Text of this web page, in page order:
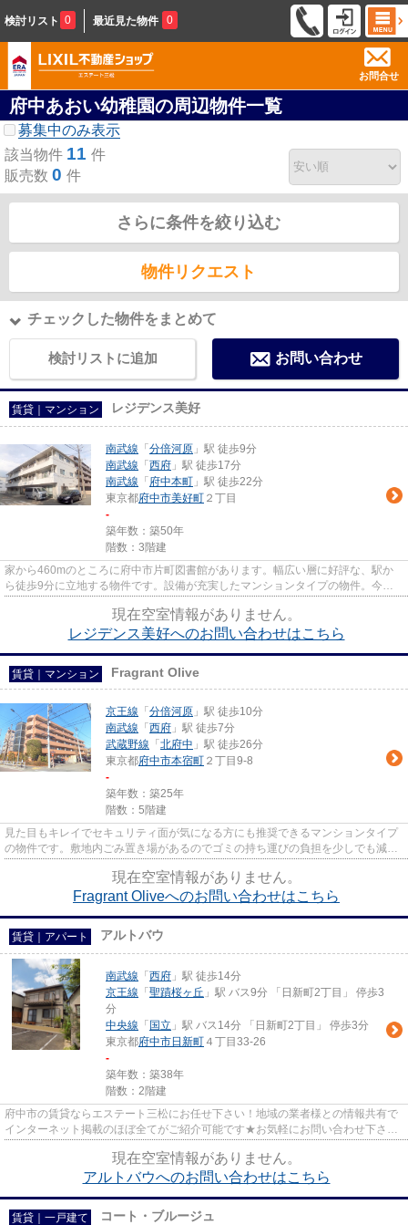
検討リスト 0 最近見た物件 0
お問合せ
府中あおい幼稚園の周辺物件一覧
募集中のみ表示
該当物件 11 件
販売数 0 件
さらに条件を絞り込む
物件リクエスト
チェックした物件をまとめて
検討リストに追加 お問い合わせ
賃貸｜マンション レジデンス美好
南武線 「 分倍河原 」駅 徒歩9分
南武線 「 西府 」駅 徒歩17分
南武線 「 府中本町 」駅 徒歩22分
東京都府中市美好町 ２丁目
-
築年数：築50年
階数：3階建
家から460mのところに府中市片町図書館があります。幅広い層に好評な、駅か
ら徒歩9分に立地する物件です。設備が充実したマンションタイプの物件。今か
現在空室情報がありません。
レジデンス美好へのお問い合わせはこちら
賃貸｜マンション Fragrant Olive
京王線 「 分倍河原 」駅 徒歩10分
南武線 「 西府 」駅 徒歩7分
武蔵野線 「 北府中 」駅 徒歩26分
東京都府中市本宿町 ２丁目9-8
-
築年数：築25年
階数：5階建
見た目もキレイでセキュリティ面が気になる方にも推奨できるマンションタイプ
の物件です。敷地内ごみ置き場があるのでゴミの持ち運びの負担を少しでも減ら
現在空室情報がありません。
Fragrant Oliveへのお問い合わせはこちら
賃貸｜アパート アルトバウ
南武線 「 西府 」駅 徒歩14分
京王線 「 聖蹟桜ヶ丘 」駅 バス9分 「日新町2丁目」 停歩3
分
中央線 「 国立 」駅 バス14分 「日新町2丁目」 停歩3分
東京都府中市日新町 ４丁目33-26
-
築年数：築38年
階数：2階建
府中市の賃貸ならエステート三松にお任せ下さい！地域の業者様との情報共有で
インターネット掲載のほぼ全てがご紹介可能です★お気軽にお問い合わせ下さ
現在空室情報がありません。
アルトバウへのお問い合わせはこちら
賃貸｜一戸建て コート・ブルージュ